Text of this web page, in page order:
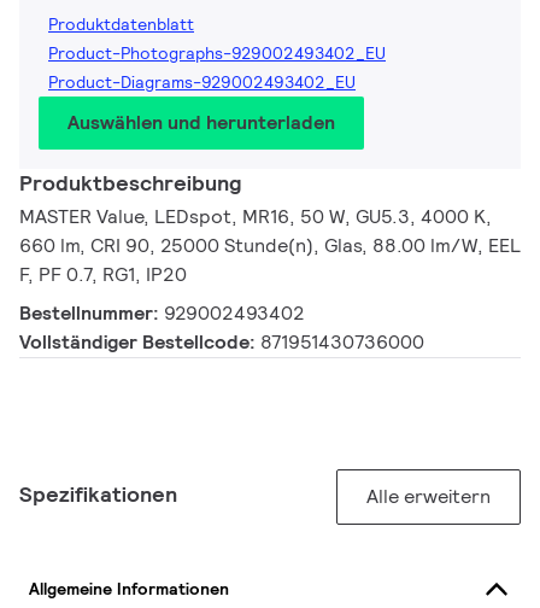
Produktdatenblatt
Product-Photographs-929002493402_EU
Product-Diagrams-929002493402_EU
Auswählen und herunterladen
Produktbeschreibung
MASTER Value, LEDspot, MR16, 50 W, GU5.3, 4000 K,
660 lm, CRI 90, 25000 Stunde(n), Glas, 88.00 lm/W, EEL
F, PF 0.7, RG1, IP20
Bestellnummer: 929002493402
Vollständiger Bestellcode: 871951430736000
Spezifikationen Alle erweitern
Allgemeine Informationen